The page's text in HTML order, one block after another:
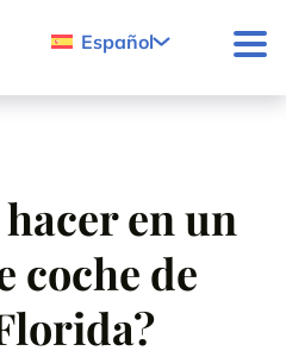
Español
en un
coche de